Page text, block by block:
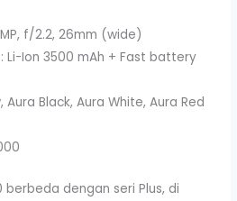
f/2.2, 26mm (wide)
Li-Ion 3500 mAh + Fast battery
Aura Black, Aura White, Aura Red
berbeda dengan seri Plus, di